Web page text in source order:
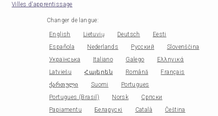
Villes d'apprentissage
Changer de langue:
English Lietuvių Deutsch
Eesti
Española
Nederlands Русский
Slovenščina
Українська
Italiano Galego
Ελληνικά
Latviešu
Հայերեն Română
Français
ქართული
Suomi
Portugues
Portugues (Brasil)
Norsk
Српски
Papiamentu
Беларускі Català Čeština